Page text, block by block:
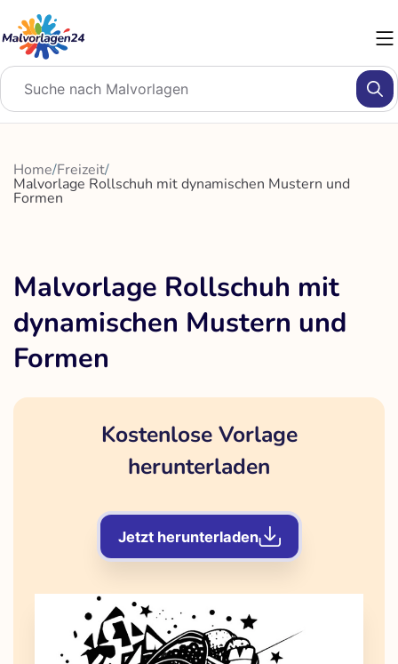
Inhalt
springen
Home/Freizeit/
Malvorlage Rollschuh mit dynamischen Mustern und
Formen
Malvorlage Rollschuh mit
dynamischen Mustern und
Formen
Kostenlose Vorlage
herunterladen
Jetzt herunterladen